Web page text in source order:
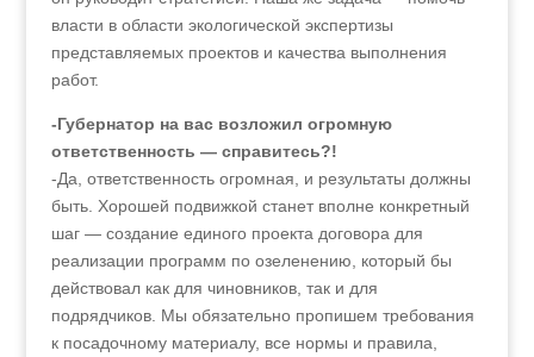
власти в области экологической экспертизы
представляемых проектов и качества выполнения
работ.
-Губернатор на вас возложил огромную
ответственность — справитесь?!
-Да, ответственность огромная, и результаты должны
быть. Хорошей подвижкой станет вполне конкретный
шаг — создание единого проекта договора для
реализации программ по озеленению, который бы
действовал как для чиновников, так и для
подрядчиков. Мы обязательно пропишем требования
к посадочному материалу, все нормы и правила,